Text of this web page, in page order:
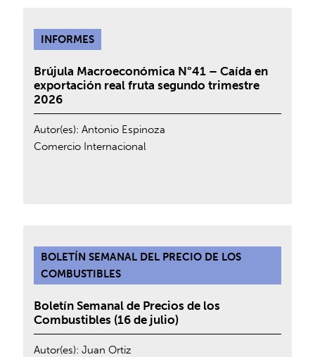
INFORMES
Brújula Macroeconómica N°41 – Caída en
exportación real fruta segundo trimestre
2026
Autor(es):Antonio Espinoza
Comercio Internacional
BOLETÍN SEMANAL DEL PRECIO DE LOS
COMBUSTIBLES
Boletín Semanal de Precios de los
Combustibles (16 de julio)
Autor(es):Juan Ortiz